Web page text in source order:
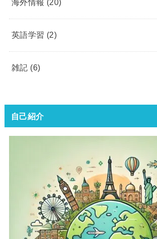
海外情報 (20)
英語学習 (2)
雑記 (6)
自己紹介